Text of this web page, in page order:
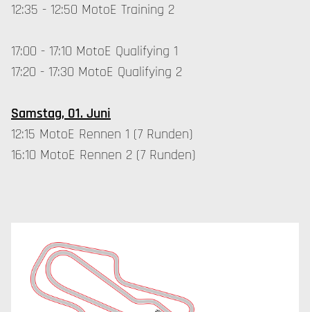
12:35 - 12:50 MotoE Training 2
17:00 - 17:10 MotoE Qualifying 1
17:20 - 17:30 MotoE Qualifying 2
Samstag, 01. Juni
12:15 MotoE Rennen 1 (7 Runden)
16:10 MotoE Rennen 2 (7 Runden)